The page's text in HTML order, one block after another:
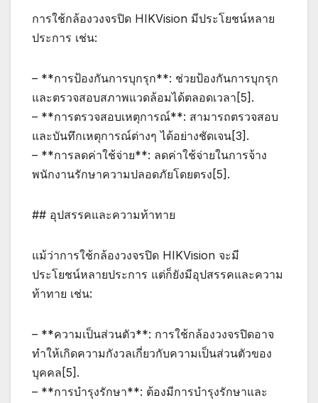
การใช้กล้องวงจรปิด HIKVision มีประโยชน์หลาย
ประการ เช่น:
– **การป้องกันการบุกรุก**: ช่วยป้องกันการบุกรุก
และตรวจสอบสภาพแวดล้อมได้ตลอดเวลา[5].
– **การตรวจสอบเหตุการณ์**: สามารถตรวจสอบ
และบันทึกเหตุการณ์ต่างๆ ได้อย่างชัดเจน[3].
– **การลดค่าใช้จ่าย**: ลดค่าใช้จ่ายในการจ้าง
พนักงานรักษาความปลอดภัยโดยตรง[5].
## อุปสรรคและความท้าทาย
แม้ว่าการใช้กล้องวงจรปิด HIKVision จะมี
ประโยชน์หลายประการ แต่ก็ยังมีอุปสรรคและความ
ท้าทาย เช่น:
– **ความเป็นส่วนตัว**: การใช้กล้องวงจรปิดอาจ
ทำให้เกิดความกังวลเกี่ยวกับความเป็นส่วนตัวของ
บุคคล[5].
– **การบำรุงรักษา**: ต้องมีการบำรุงรักษาและ